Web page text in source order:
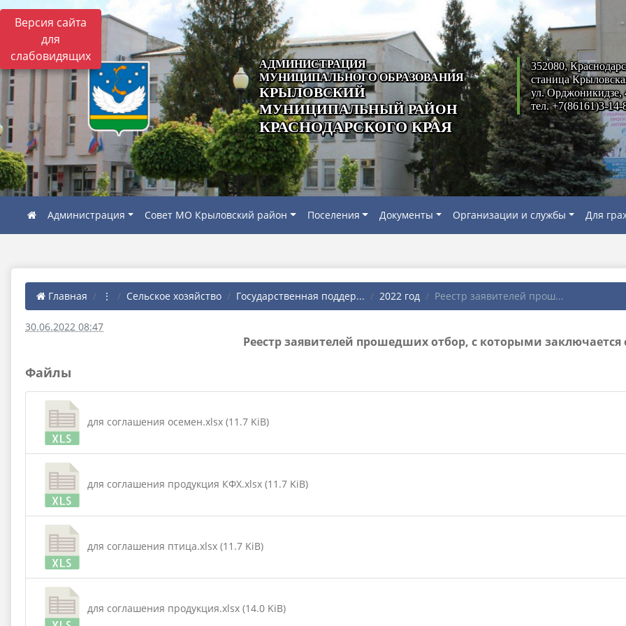
Версия сайта
для
слабовидящих
АДМИНИСТРАЦИЯ
МУНИЦИПАЛЬНОГО ОБРАЗОВАНИЯ
КРЫЛОВСКИЙ
МУНИЦИПАЛЬНЫЙ РАЙОН
КРАСНОДАРСКОГО КРАЯ
352080,
станица
ул. Орджоникидзе,
тел. +7(86161)3-14-
Администрация Совет МО Крыловский район Поселения Документы Организации и службы Для
Главная ⋮ Сельское хозяйство Государственная поддер... 2022 год Реестр заявителей прош...
30.06.2022 08:47
Реестр заявителей прошедших отбор, с которыми заключается
Файлы
для соглашения осемен.xlsx (11.7 KiB)
для соглашения продукция КФХ.xlsx (11.7 KiB)
для соглашения птица.xlsx (11.7 KiB)
для соглашения продукция.xlsx (14.0 KiB)